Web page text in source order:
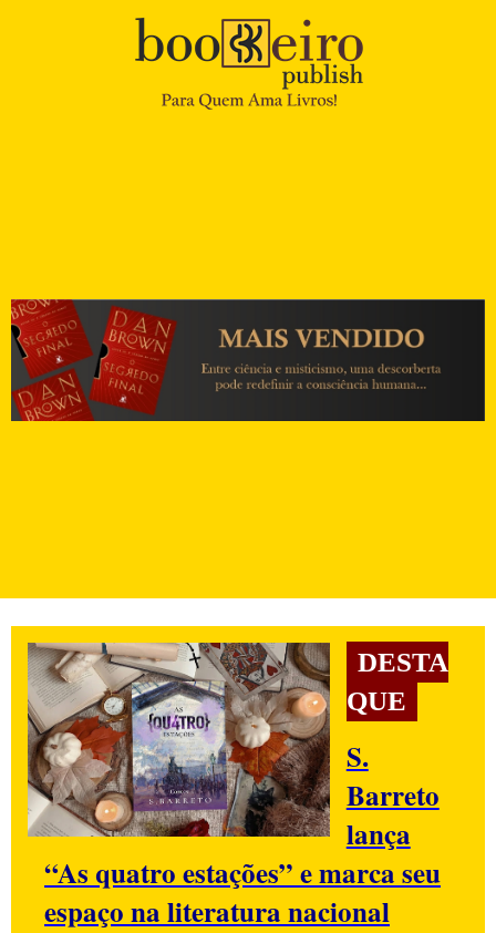
DESTA
QUE
S.
Barreto
lança
“As quatro estações” e marca seu
espaço na literatura nacional